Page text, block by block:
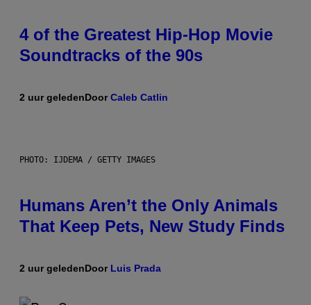
4 of the Greatest Hip-Hop Movie
Soundtracks of the 90s
2 uur geledenDoorCaleb Catlin
PHOTO: IJDEMA / GETTY IMAGES
Humans Aren’t the Only Animals
That Keep Pets, New Study Finds
2 uur geledenDoor Luis Prada